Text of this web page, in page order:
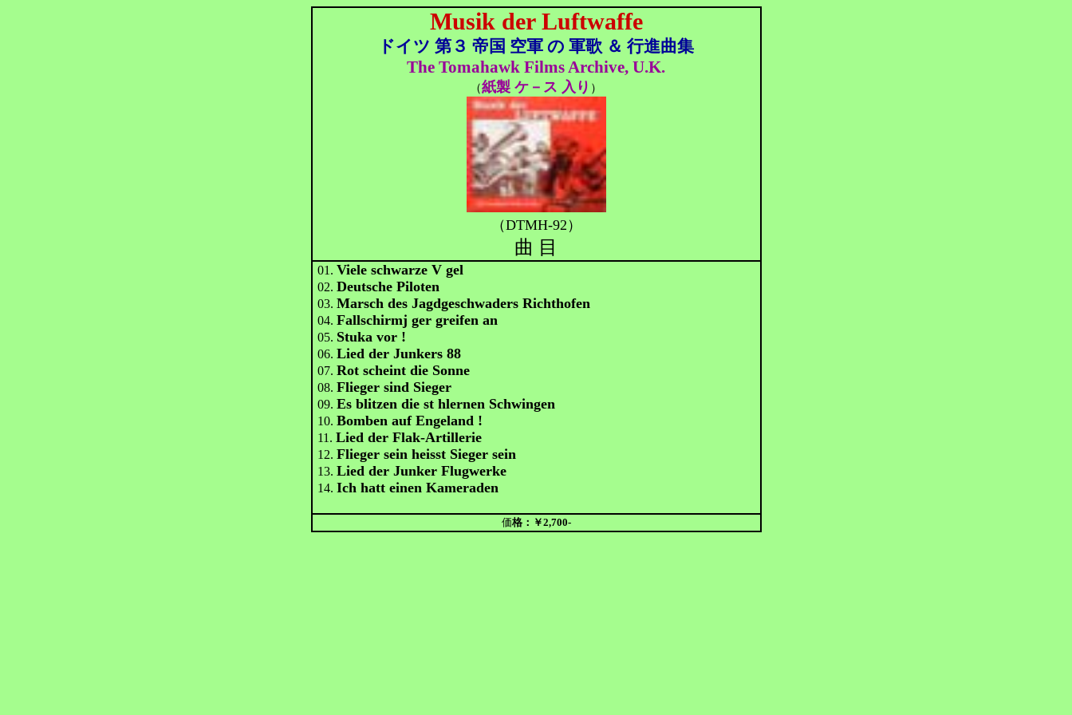
Musik der Luftwaffe
ドイツ 第３ 帝国 空軍 の 軍歌 ＆ 行進曲集
The Tomahawk Films Archive, U.K.
（紙製 ケ－ス 入り ）
（DTMH-92）
曲 目
01.Viele schwarze V gel
02.Deutsche Piloten
03.Marsch des Jagdgeschwaders Richthofen
04.Fallschirmj ger greifen an
05. Stuka vor !
06.Lied der Junkers 88
07.Rot scheint die Sonne
08. Flieger sind Sieger
09.Es blitzen die st hlernen Schwingen
10.Bomben auf Engeland !
11.Lied der Flak-Artillerie
12.Flieger sein heisst Sieger sein
13.Lied der Junker Flugwerke
14.Ich hatt einen Kameraden
価格：￥2,700-